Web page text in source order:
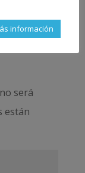
será
están
información